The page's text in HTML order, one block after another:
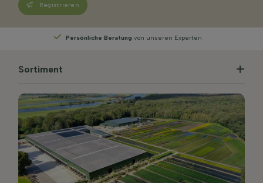
Registrieren
WählenSie Ihre Lieferwoche
Sortiment